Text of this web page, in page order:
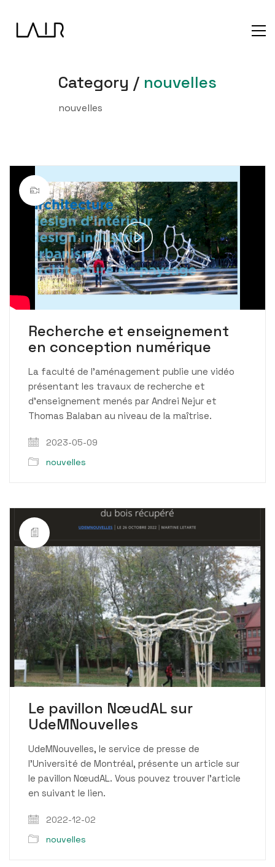
Category / nouvelles
nouvelles
Play
Video
Recherche et enseignement
en conception numérique
La faculté de l’aménagement publie une vidéo
présentant les travaux de recherche et
d’enseignement menés par Andrei Nejur et
Thomas Balaban au niveau de la maîtrise.
2023-05-09
nouvelles
Le pavillon NœudAL sur
UdeMNouvelles
UdeMNouvelles, le service de presse de
l’Université de Montréal, présente un article sur
le pavillon NœudAL. Vous pouvez trouver l’article
en suivant le lien.
2022-12-02
nouvelles